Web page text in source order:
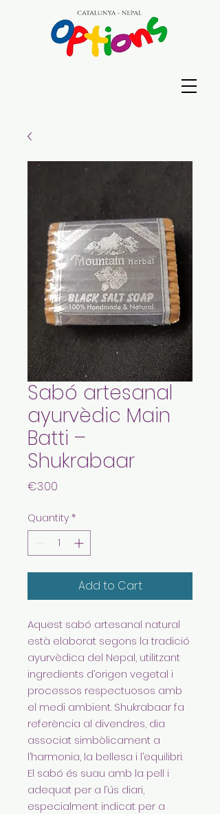
Sabó artesanal
ayurvèdic Main
Batti –
Shukrabaar
€3.00
Quantity *
Add to Cart
Aquest sabó artesanal natural
està elaborat segons la tradició
ayurvèdica del Nepal, utilitzant
ingredients d’origen vegetal i
processos respectuosos amb
el medi ambient. Shukrabaar fa
referència al divendres, dia
associat simbòlicament a
l’harmonia, la bellesa i l’equilibri.
El sabó és suau amb la pell i
adequat per a l’ús diari,
especialment indicat per a